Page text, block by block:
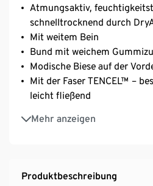
Atmungsaktiv,
schnelltrocknend durch
Mit weitem Bein
Bund mit weichem
Modische Biese auf der
Mit der Faser TENCEL™ –
leicht fließend
Mehr anzeigen
Softes, elastisches Material
für optimale
Produktbeschreibung